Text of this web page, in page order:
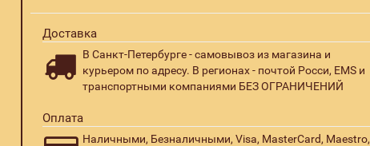
Доставка
В Санкт-Петербурге - самовывоз из магазина и
курьером по адресу. В регионах - почтой Росси, EMS и
транспортными компаниями БЕЗ ОГРАНИЧЕНИЙ
Оплата
Наличными, Безналичными, Visa, MasterCard, Maestro,